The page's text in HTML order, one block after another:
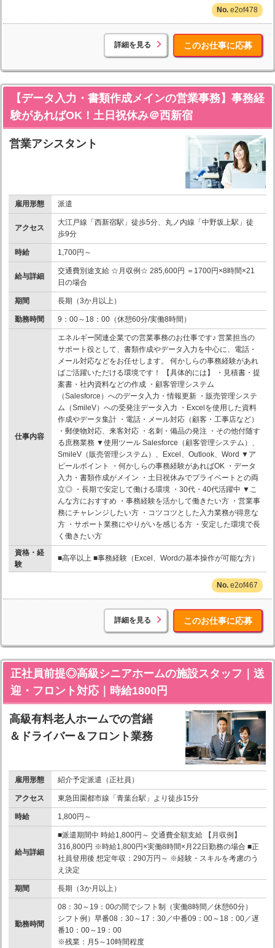
e2of478
詳細を見る このお仕事に応募
【データ入力・書類作成メインの営業事務】事務経
験があればOK！土日祝休み＠西新宿
営業アシスタント
雇用形態 派遣
アクセス
大江戸線「西新宿駅」徒歩5分、丸ノ内線「中野坂上駅」徒
歩9分
時給 1,700円～
給与詳細
交通費別途支給 ☆月収例☆ 285,600円 ＝1700円×8時間×21
日の場合
期間 長期（3か月以上）
勤務時間 9：00～18：00（休憩60分/実働8時間）
仕事内容
エネルギー関連企業での営業事務のお仕事です♪ 営業担当の
サポート役として、書類作成やデータ入力を中心に、電話・
メール対応などをお任せします。 何かしらの事務経験があれ
ばご活躍いただける環境です！ 【具体的には】 ・見積書・提
案書・社内資料などの作成 ・顧客管理システム
（Salesforce）へのデータ入力・情報更新 ・販売管理システ
ム（SmileV）への受発注データ入力 ・Excelを使用した資料
作成やデータ集計 ・電話・メール対応（顧客・工事店など）
・郵便物対応、来客対応 ・名刺・備品の発注 ・その他付随す
る庶務業務 ▼使用ツール Salesforce（顧客管理システム）、
SmileV（販売管理システム）、Excel、Outlook、Word ▼ア
ピールポイント ・何かしらの事務経験があればOK ・データ
入力・書類作成がメイン ・土日祝休みでプライベートとの両
立◎ ・長期で安定して働ける環境 ・30代・40代活躍中 ▼こ
んな方におすすめ ・事務経験を活かして働きたい方 ・営業事
務にチャレンジしたい方 ・コツコツとした入力業務が得意な
方 ・サポート業務にやりがいを感じる方 ・安定した環境で長
く働きたい方
資格・経
験
■高卒以上 ■事務経験（Excel、Wordの基本操作が可能な方）
e2of467
詳細を見る このお仕事に応募
正社員前提◎高級シニアホームの施設スタッフ｜送
迎・フロント対応｜時給1800円
高級有料老人ホームでの営繕
＆ドライバー＆フロント業務
雇用形態 紹介予定派遣（正社員）
アクセス 東急田園都市線「青葉台駅」より徒歩15分
時給 1,800円～
給与詳細
■派遣期間中 時給1,800円～ 交通費全額支給 【月収例】
316,800円 ※時給1,800円×実働8時間×月22日勤務の場合 ■正
社員登用後 想定年収：290万円～ ※経験・スキルを考慮のう
え決定
期間 長期（3か月以上）
勤務時間
08：30～19：00の間でシフト制（実働8時間／休憩60分）
シフト例）早番08：30～17：30／中番09：00～18：00／遅
番10：00～19：00
※残業：月5～10時間程度